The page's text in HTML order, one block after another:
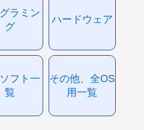
ラミン
グ
ハードウェア
フト一
覧
その他、全OS
用一覧